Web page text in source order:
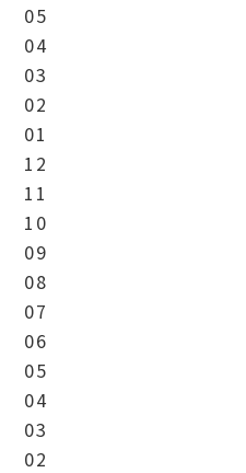
05
04
03
02
01
12
11
10
09
08
07
06
05
04
03
02